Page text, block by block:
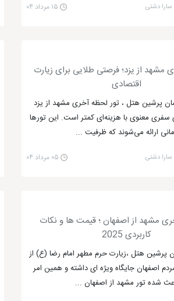
سارا دشتی ۱۵ مرداد ۰۴
مشهد از یزد؛ فرصتی طلایی برای زیارت
اقتصادی
پرشین هتل ، تور لحظه آخری مشهد از یزد
سفری معنوی با هزینه‌ای کمتر است. این تورها
ارائه می‌شوند که ظرفیت ...
سارا دشتی ۰۵ مرداد ۰۴
مشهد از اصفهان ؛ قیمت ها و نکات
کاربردی 2025
پرشین هتل ،زیارت حرم مطهر امام رضا (ع) از
اصفهان جایگاه ویژه ای داشته و همین امر
شده تور مشهد از اصفهان ...